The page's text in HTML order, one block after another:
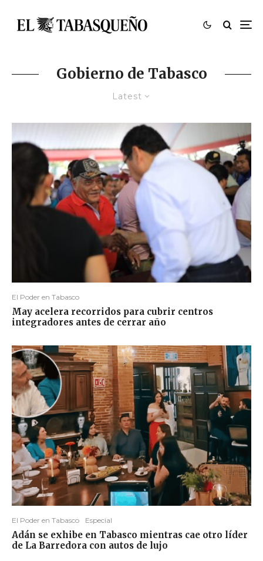
Gobierno de Tabasco
Latest
El Poder en Tabasco
May acelera recorridos para cubrir centros
integradores antes de cerrar año
El Poder en Tabasco Especial
Adán se exhibe en Tabasco mientras cae otro líder
de La Barredora con autos de lujo